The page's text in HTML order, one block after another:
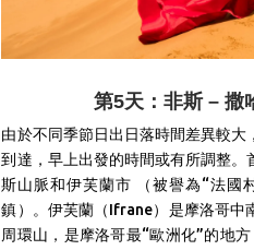
第5天：非斯 – 撒
由於不同季節日出日落時間差異較大
到達，早上出發的時間或有所調整。
斯山脈和伊芙蘭市 （被譽為“法國
鎮）。伊芙蘭（Ifrane）是摩洛哥中
周環山，是摩洛哥最“歐洲化”的地